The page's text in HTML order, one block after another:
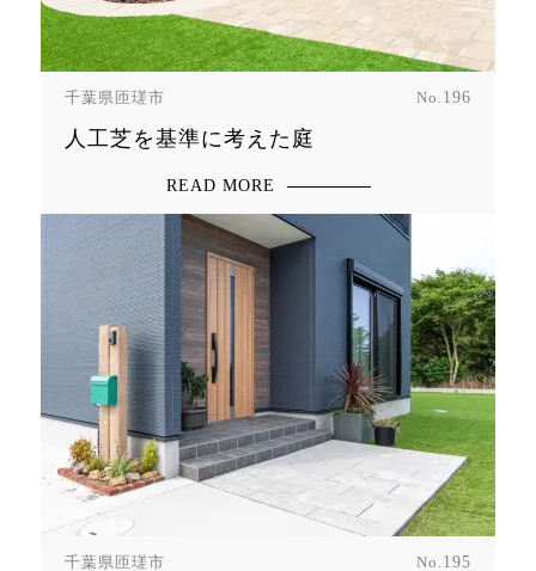
千葉県匝瑳市 No. 196
人工芝を基準に考えた庭
READ MORE
千葉県匝瑳市 No.195